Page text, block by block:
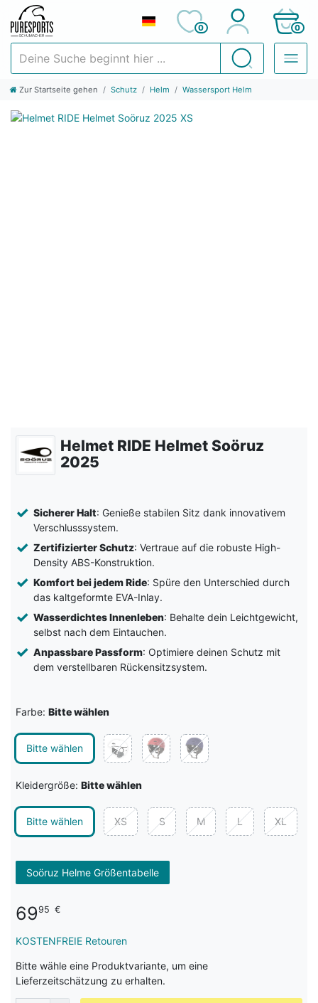
Suchen
0 0
Zur Startseite gehen Schutz Helm Wassersport Helm
Helmet RIDE Helmet Soöruz
2025
Sicherer Halt: Genieße stabilen Sitz dank innovativem
Verschlusssystem.
Zertifizierter Schutz: Vertraue auf die robuste High-
Density ABS-Konstruktion.
Komfort bei jedem Ride: Spüre den Unterschied durch
das kaltgeformte EVA-Inlay.
Wasserdichtes Innenleben: Behalte dein Leichtgewicht,
selbst nach dem Eintauchen.
Anpassbare Passform: Optimiere deinen Schutz mit
dem verstellbaren Rückensitzsystem.
Farbe: Bitte wählen
Bitte wählen
Kleidergröße: Bitte wählen
Bitte wählen XS S M L XL
Soöruz Helme Größentabelle
6995 €
KOSTENFREIE Retouren
Bitte wähle eine Produktvariante, um eine
Lieferzeitschätzung zu erhalten.